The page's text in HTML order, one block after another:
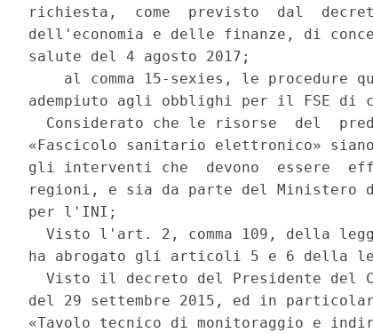
richiesta,  come  previsto  dal
dell'economia e delle finanze, di
salute del 4 agosto 2017;
al comma 15-sexies, le procedure
adempiuto agli obblighi per il FSE di
Considerato che le risorse  del
«Fascicolo sanitario elettronico»
gli interventi che  devono  essere
regioni, e sia da parte del Ministero
per l'INI;
Visto l'art. 2, comma 109, della
ha abrogato gli articoli 5 e 6 della
Visto il decreto del Presidente del
del 29 settembre 2015, ed in
«Tavolo tecnico di monitoraggio e